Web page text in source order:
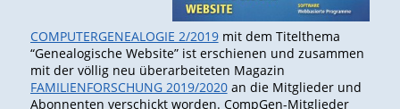
COMPUTERGENEALOGIE 2/2019mit dem Titelthema
“Genealogische Website” ist erschienen und zusammen
mit der völlig neu überarbeiteten Magazin
FAMILIENFORSCHUNG 2019/2020an die Mitglieder und
Abonnenten verschickt worden. CompGen-Mitglieder